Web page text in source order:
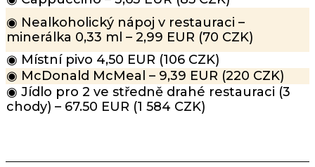
◉ Nealkoholický nápoj v restauraci –
minerálka 0,33 ml – 2,99 EUR (70 CZK)
◉ Místní pivo 4,50 EUR (106 CZK)
◉ McDonald McMeal – 9,39 EUR (220 CZK)
◉ Jídlo pro 2 ve středně drahé restauraci (3
chody) – 67.50 EUR (1 584 CZK)